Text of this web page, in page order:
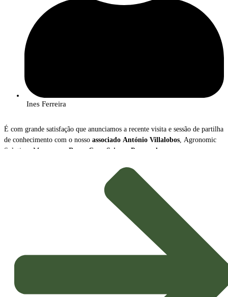
Ines Ferreira
É com grande satisfação que anunciamos a recente visita e sessão de partilha
de conhecimento com o nosso associado António Villalobos, Agronomic
Solutions Manager na Bayer Crop Science Portugal
Durante o encontro, António Villalobos apresentou uma visão abrangente
que o setor da proteção de culturas está a
atravessar, destacando dois vetores de inovação cruciais para a
do futuro: o crescimento das Soluções Biológicas
agrícola, impulsionado pela necessidade de maior sustentabilidade e
eficiência: